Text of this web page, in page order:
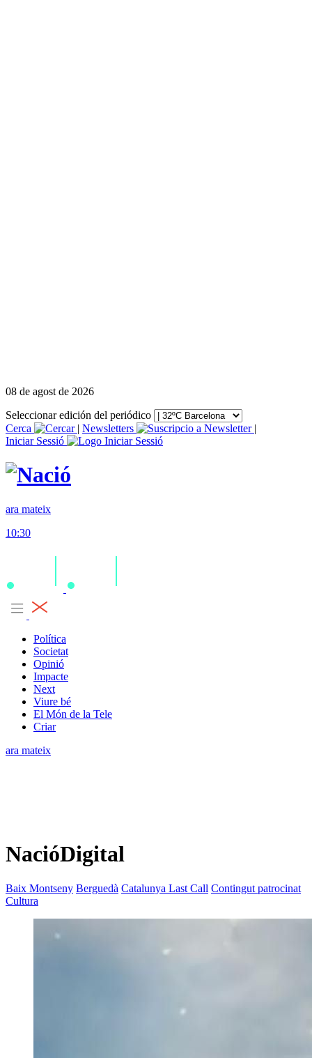
08 de agost de 2026
Seleccionar edición del periódico
Cerca
| Newsletters
|
Iniciar Sessió
ara mateix
10:30
Política
Societat
Opinió
Impacte
Next
Viure bé
El Món de la Tele
Criar
ara mateix
NacióDigital
Baix Montseny Berguedà Catalunya Last Call Contingut patrocinat
Cultura